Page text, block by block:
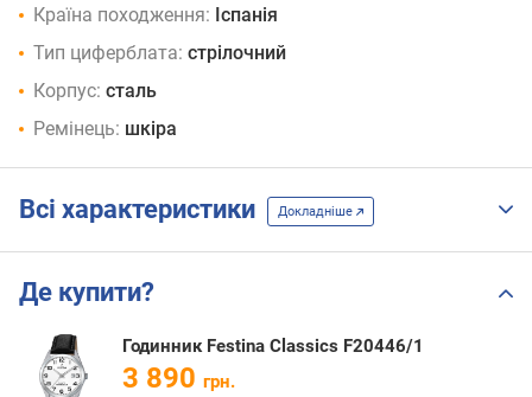
Країна походження: Іспанія
Тип циферблата: стрілочний
Корпус: сталь
Ремінець: шкіра
Всі характеристики Докладніше
Де купити?
Годинник Festina Classics F20446/1
3 890 грн.